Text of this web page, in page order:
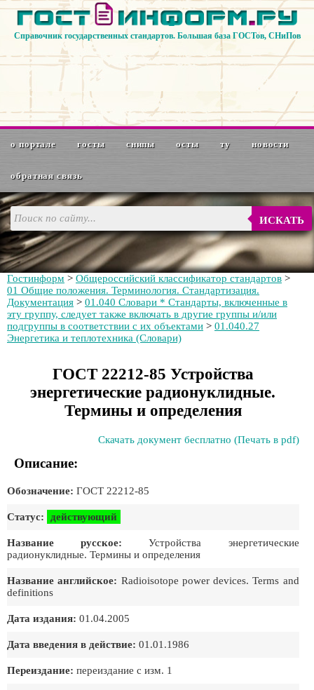
Справочник государственных стандартов. Большая база ГОСТов, СНиПов
о портале госты снипы осты ту новости
обратная связь
ИСКАТЬ
Гостинформ > Общероссийский классификатор стандартов >
01 Общие положения. Терминология. Стандартизация.
Документация > 01.040 Словари * Стандарты, включенные в
эту группу, следует также включать в другие группы и/или
подгруппы в соответствии с их объектами > 01.040.27
Энергетика и теплотехника (Словари)
ГОСТ 22212-85 Устройства
энергетические радионуклидные.
Термины и определения
Скачать документ бесплатно (Печать в pdf)
Описание:
Обозначение: ГОСТ 22212-85
Статус: действующий
Название русское: Устройства энергетические
радионуклидные. Термины и определения
Название английское: Radioisotope power devices. Terms and
definitions
Дата издания: 01.04.2005
Дата введения в действие: 01.01.1986
Переиздание: переиздание с изм. 1